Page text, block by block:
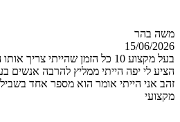
משה בהר
15/06/2026
בעל מקצוע 10 כל הזמן שהייתי
הציע לי יפה הייתי ממליץ להרבה אנשים
זהב אני הייתי אומר הוא מספר אחד
מקצועי